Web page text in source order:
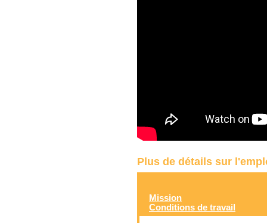
Plus de détails sur
Mission
Conditions de travail